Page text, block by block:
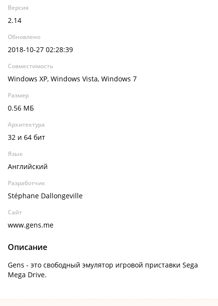
Версия
2.14
Обновлено
2018-10-27 02:28:39
Совместимость
Windows XP, Windows Vista, Windows 7
Размер
0.56 МБ
Архитектура
32 и 64 бит
Язык
Английский
Разработчик
Stéphane Dallongeville
Сайт
www.gens.me
Описание
Gens - это свободный эмулятор игровой приставки Sega
Mega Drive.